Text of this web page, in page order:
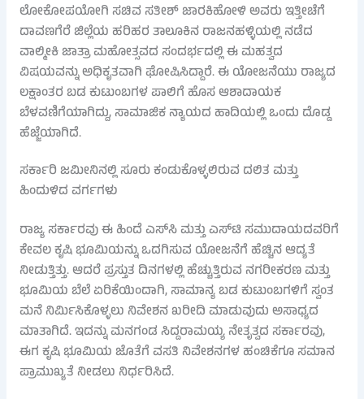
ಲೋಕೋಪಯೋಗಿ ಸಚಿವ ಸತೀಶ್ ಜಾರಕಿಹೋಳಿ ಅವರು ಇತ್ತೀಚೆಗೆ
ದಾವಣಗೆರೆ ಜಿಲ್ಲೆಯ ಹರಿಹರ ತಾಲೂಕಿನ ರಾಜನಹಳ್ಳಿಯಲ್ಲಿ ನಡೆದ
ವಾಲ್ಮೀಕಿ ಜಾತ್ರಾ ಮಹೋತ್ಸವದ ಸಂದರ್ಭದಲ್ಲಿ ಈ ಮಹತ್ವದ
ವಿಷಯವನ್ನು ಅಧಿಕೃತವಾಗಿ ಘೋಷಿಸಿದ್ದಾರೆ. ಈ ಯೋಜನೆಯು ರಾಜ್ಯದ
ಲಕ್ಷಾಂತರ ಬಡ ಕುಟುಂಬಗಳ ಪಾಲಿಗೆ ಹೊಸ ಆಶಾದಾಯಕ
ಬೆಳವಣಿಗೆಯಾಗಿದ್ದು, ಸಾಮಾಜಿಕ ನ್ಯಾಯದ ಹಾದಿಯಲ್ಲಿ ಒಂದು ದೊಡ್ಡ
ಹೆಜ್ಜೆಯಾಗಿದೆ.
ಸರ್ಕಾರಿ ಜಮೀನಿನಲ್ಲಿ ಸೂರು ಕಂಡುಕೊಳ್ಳಲಿರುವ ದಲಿತ ಮತ್ತು
ಹಿಂದುಳಿದ ವರ್ಗಗಳು
ರಾಜ್ಯ ಸರ್ಕಾರವು ಈ ಹಿಂದೆ ಎಸ್‌ಸಿ ಮತ್ತು ಎಸ್‌ಟಿ ಸಮುದಾಯದವರಿಗೆ
ಕೇವಲ ಕೃಷಿ ಭೂಮಿಯನ್ನು ಒದಗಿಸುವ ಯೋಜನೆಗೆ ಹೆಚ್ಚಿನ ಆದ್ಯತೆ
ನೀಡುತ್ತಿತ್ತು. ಆದರೆ ಪ್ರಸ್ತುತ ದಿನಗಳಲ್ಲಿ ಹೆಚ್ಚುತ್ತಿರುವ ನಗರೀಕರಣ ಮತ್ತು
ಭೂಮಿಯ ಬೆಲೆ ಏರಿಕೆಯಿಂದಾಗಿ, ಸಾಮಾನ್ಯ ಬಡ ಕುಟುಂಬಗಳಿಗೆ ಸ್ವಂತ
ಮನೆ ನಿರ್ಮಿಸಿಕೊಳ್ಳಲು ನಿವೇಶನ ಖರೀದಿ ಮಾಡುವುದು ಅಸಾಧ್ಯದ
ಮಾತಾಗಿದೆ. ಇದನ್ನು ಮನಗಂಡ ಸಿದ್ದರಾಮಯ್ಯ ನೇತೃತ್ವದ ಸರ್ಕಾರವು,
ಈಗ ಕೃಷಿ ಭೂಮಿಯ ಜೊತೆಗೆ ವಸತಿ ನಿವೇಶನಗಳ ಹಂಚಿಕೆಗೂ ಸಮಾನ
ಪ್ರಾಮುಖ್ಯತೆ ನೀಡಲು ನಿರ್ಧರಿಸಿದೆ.